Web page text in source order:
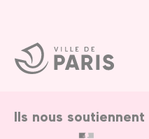
Ville
de
Paris
Ils nous soutiennent